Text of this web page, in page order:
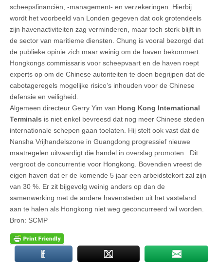
scheepsfinanciën, -management- en verzekeringen. Hierbij
wordt het voorbeeld van Londen gegeven dat ook grotendeels
zijn havenactiviteiten zag verminderen, maar toch sterk blijft in
de sector van maritieme diensten. Chung is vooral bezorgd dat
de publieke opinie zich maar weinig om de haven bekommert.
Hongkongs commissaris voor scheepvaart en de haven roept
experts op om de Chinese autoriteiten te doen begrijpen dat de
cabotageregels mogelijke risico’s inhouden voor de Chinese
defensie en veiligheid.
Algemeen directeur Gerry Yim van Hong Kong International
Terminals is niet enkel bevreesd dat nog meer Chinese steden
internationale schepen gaan toelaten. Hij stelt ook vast dat de
Nansha Vrijhandelszone in Guangdong progressief nieuwe
maatregelen uitvaardigt die handel in overslag promoten. Dit
vergroot de concurrentie voor Hongkong. Bovendien vreest de
eigen haven dat er de komende 5 jaar een arbeidstekort zal zijn
van 30 %. Er zit bijgevolg weinig anders op dan de
samenwerking met de andere havensteden uit het vasteland
aan te halen als Hongkong niet weg geconcurreerd wil worden.
Bron: SCMP